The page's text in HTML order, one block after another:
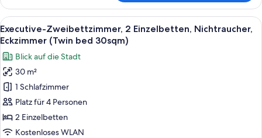
anzeigen
Zimmer,
Queen-
Bett,
(1
Queen
bed
20sqm)
Alle
Fotos
für
Executive-
Zweibettzimmer,
2 Einzelbetten,
Nichtraucher,
Eckzimmer
(Twin
Ein Hotelzimmer mit einem großen
6
Executive-Zweibettzimmer, 2 Einzelbetten, Nichtraucher,
Eckzimmer (Twin bed 30sqm)
Blick auf die Stadt
30 m²
1 Schlafzimmer
Platz für 4 Personen
2 Einzelbetten
Kostenloses WLAN